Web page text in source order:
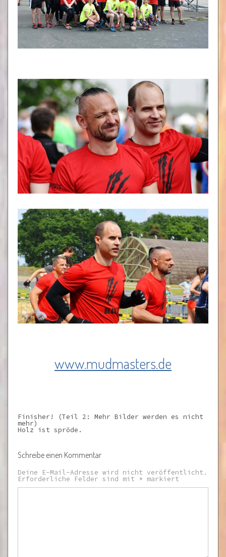
www.mudmasters.de
Finisher! (Teil 2: Mehr Bilder werden es nicht
mehr)
Holz ist spröde.
Schreibe einen Kommentar
Deine E-Mail-Adresse wird nicht veröffentlicht.
Erforderliche Felder sind mit * markiert